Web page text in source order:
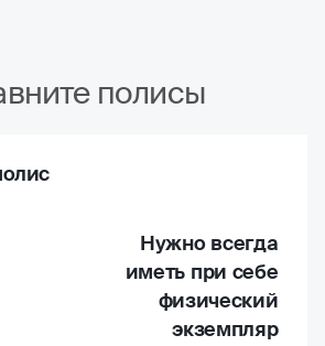
полисы
Нужно всегда
иметь при себе
физический
экземпляр